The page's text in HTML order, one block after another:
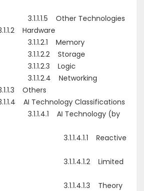
Technologies
Memory
Storage
Logic
Networking
Classifications
AI Technology (by
Reactive
Limited
Theory